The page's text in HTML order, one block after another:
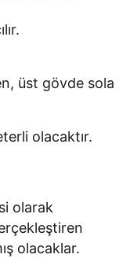
üst gövde sola
olacaktır.
olarak
olacaklar.